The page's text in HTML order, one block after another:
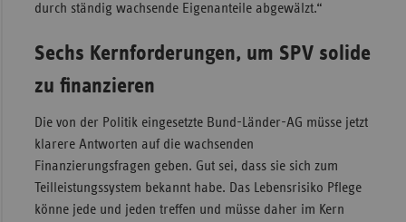
durch ständig wachsende Eigenanteile abgewälzt.“
Sechs Kernforderungen, um SPV solide
zu finanzieren
Die von der Politik eingesetzte Bund-Länder-AG müsse jetzt
klarere Antworten auf die wachsenden
Finanzierungsfragen geben. Gut sei, dass sie sich zum
Teilleistungssystem bekannt habe. Das Lebensrisiko Pflege
könne jede und jeden treffen und müsse daher im Kern